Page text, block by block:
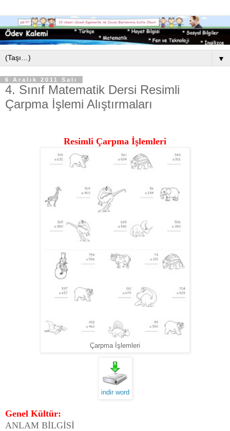
▼
6 Aralık 2011 Salı
4. Sınıf Matematik Dersi Resimli
Çarpma İşlemi Alıştırmaları
Resimli Çarpma İşlemleri
Çarpma İşlemleri
indir word
Genel Kültür:
ANLAM BİLGİSİ